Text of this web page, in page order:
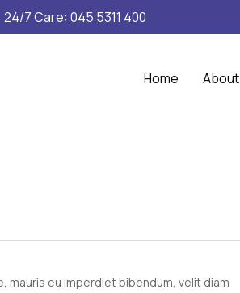
24/7 Care: 045 5311 400
Home About
mauris eu imperdiet bibendum, velit diam